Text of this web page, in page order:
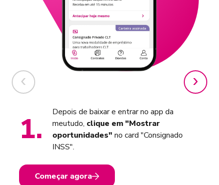
1.
Depois de baixar e entrar no app da
meutudo, clique em "Mostrar
oportunidades" no card "Consignado
INSS".
Começar agora